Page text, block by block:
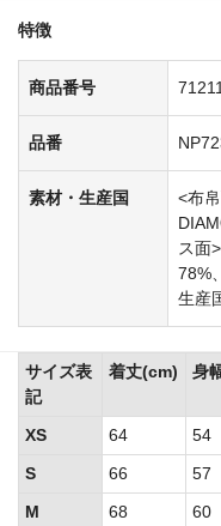
特徴
商品番号
品番
素材・生産国
<布
ス面
78%
生産
サイズ表
記
着丈(cm) 身
XS
64 54
S
66 57
M
68 60